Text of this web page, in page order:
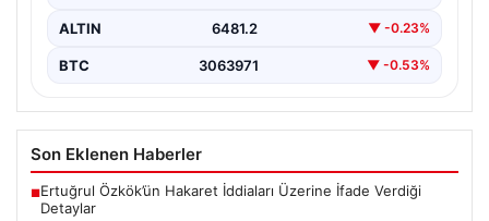
ALTIN 6481.2 ▼ -0.23%
BTC 3063971 ▼ -0.53%
Son Eklenen Haberler
■Ertuğrul Özkök’ün Hakaret İddiaları Üzerine İfade Verdiği
Detaylar